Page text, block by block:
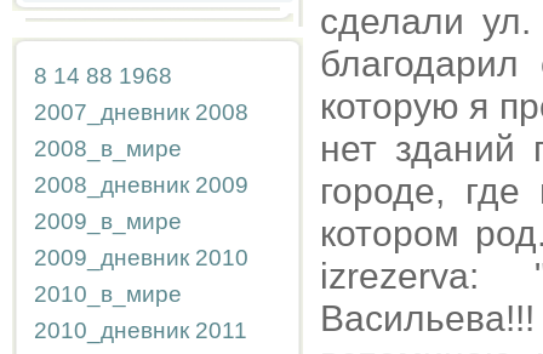
8 14 88 1968
2007_дневник 2008
2008_в_мире
2008_дневник 2009
2009_в_мире
2009_дневник 2010
2010_в_мире
2010_дневник 2011
сделали
которую я
нет зданий
городе,
котором
izrezerva: